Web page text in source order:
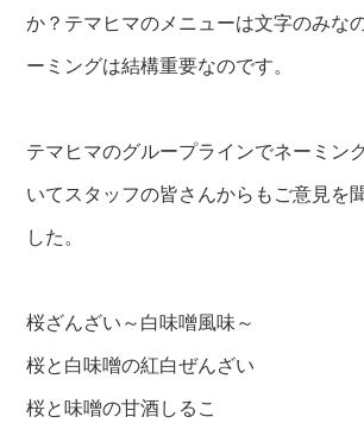
か？ テマヒマのメニューは文字のみな
ーミングは結構重要なのです。
テマヒマのグループラインでネーミン
いてスタッフの皆さんからもご意見を
した。
桜ざんざい～白味噌風味～
桜と白味噌の紅白ぜんざい
桜と味噌の甘酒しるこ